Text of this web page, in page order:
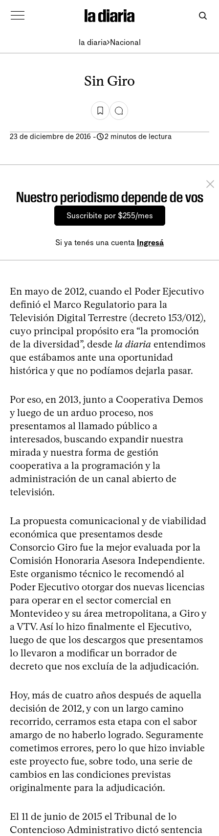
la diaria Nacional
Sin Giro
23 de diciembre de 2016 - 2 minutos de lectura
Nuestro periodismo depende de vos
Suscribite por $255/mes
Si ya tenés una cuenta Ingresá
En mayo de 2012, cuando el Poder Ejecutivo
definió el Marco Regulatorio para la
Televisión Digital Terrestre (decreto 153/012),
cuyo principal propósito era “la promoción
de la diversidad”, desde la diaria entendimos
que estábamos ante una oportunidad
histórica y que no podíamos dejarla pasar.
Por eso, en 2013, junto a Cooperativa Demos
y luego de un arduo proceso, nos
presentamos al llamado público a
interesados, buscando expandir nuestra
mirada y nuestra forma de gestión
cooperativa a la programación y la
administración de un canal abierto de
televisión.
La propuesta comunicacional y de viabilidad
económica que presentamos desde
Consorcio Giro fue la mejor evaluada por la
Comisión Honoraria Asesora Independiente.
Este organismo técnico le recomendó al
Poder Ejecutivo otorgar dos nuevas licencias
para operar en el sector comercial en
Montevideo y su área metropolitana, a Giro y
a VTV. Así lo hizo finalmente el Ejecutivo,
luego de que los descargos que presentamos
lo llevaron a modificar un borrador de
decreto que nos excluía de la adjudicación.
Hoy, más de cuatro años después de aquella
decisión de 2012, y con un largo camino
recorrido, cerramos esta etapa con el sabor
amargo de no haberlo logrado. Seguramente
cometimos errores, pero lo que hizo inviable
este proyecto fue, sobre todo, una serie de
cambios en las condiciones previstas
originalmente para la adjudicación.
El 11 de junio de 2015 el Tribunal de lo
Contencioso Administrativo dictó sentencia